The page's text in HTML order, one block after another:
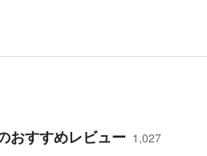
おすすめレビュー 1,027